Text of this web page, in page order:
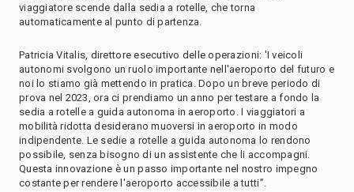
viaggiatore scende dalla sedia a rotelle, che torna
automaticamente al punto di partenza.
Patricia Vitalis, direttore esecutivo delle operazioni: 'I veicoli
autonomi svolgono un ruolo importante nell'aeroporto del futuro e
noi lo stiamo già mettendo in pratica. Dopo un breve periodo di
prova nel 2023, ora ci prendiamo un anno per testare a fondo la
sedia a rotelle a guida autonoma in aeroporto. I viaggiatori a
mobilità ridotta desiderano muoversi in aeroporto in modo
indipendente. Le sedie a rotelle a guida autonoma lo rendono
possibile, senza bisogno di un assistente che li accompagni.
Questa innovazione è un passo importante nel nostro impegno
costante per rendere l'aeroporto accessibile a tutti”.